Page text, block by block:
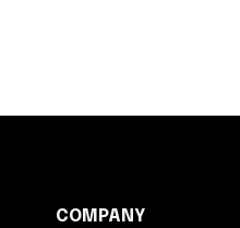
COMPANY